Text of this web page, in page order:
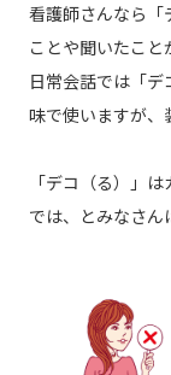
看護師さんなら「
ことや聞いたこと
日常会話では「
味で使いますが、
「デコ（る）」
では、とみなさん